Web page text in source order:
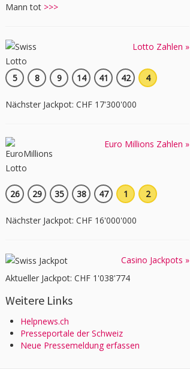
Mann tot >>>
Lotto Zahlen »
5 8 9 14 41 42 4
Nächster Jackpot: CHF 17'300'000
Euro Millions Zahlen »
26 29 35 38 47 1 2
Nächster Jackpot: CHF 16'000'000
Casino Jackpots »
Aktueller Jackpot: CHF 1'038'774
Weitere Links
Helpnews.ch
Presseportale der Schweiz
Neue Pressemeldung erfassen